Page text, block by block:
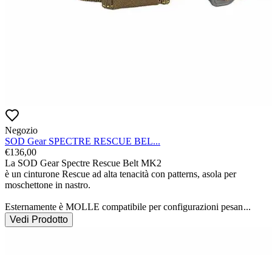
Negozio
SOD Gear SPECTRE RESCUE BEL...
€136,00
La SOD Gear Spectre Rescue Belt MK2
è un cinturone Rescue ad alta tenacità con patterns, asola per
moschettone in nastro.
Esternamente è MOLLE compatibile per configurazioni pesan...
Vedi Prodotto